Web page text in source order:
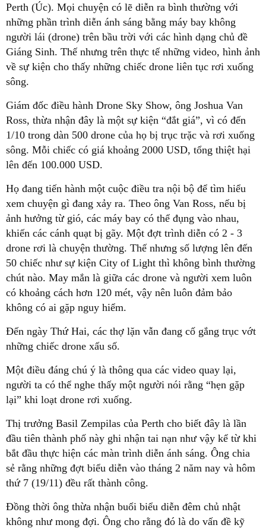
Perth (Úc). Mọi chuyện có lẽ diễn ra bình thường với
những phần trình diễn ánh sáng bằng máy bay không
người lái (drone) trên bầu trời với các hình dạng chủ đề
Giáng Sinh. Thế nhưng trên thực tế những video, hình ảnh
về sự kiện cho thấy những chiếc drone liên tục rơi xuống
sông.
Giám đốc điều hành Drone Sky Show, ông Joshua Van
Ross, thừa nhận đây là một sự kiện “đắt giá”, vì có đến
1/10 trong dàn 500 drone của họ bị trục trặc và rơi xuống
sông. Mỗi chiếc có giá khoảng 2000 USD, tổng thiệt hại
lên đến 100.000 USD.
Họ đang tiến hành một cuộc điều tra nội bộ để tìm hiểu
xem chuyện gì đang xảy ra. Theo ông Van Ross, nếu bị
ảnh hưởng từ gió, các máy bay có thể đụng vào nhau,
khiến các cánh quạt bị gãy. Một đợt trình diễn có 2 - 3
drone rơi là chuyện thường. Thế nhưng số lượng lên đến
50 chiếc như sự kiện City of Light thì không bình thường
chút nào. May mắn là giữa các drone và người xem luôn
có khoảng cách hơn 120 mét, vậy nên luôn đảm bảo
không có ai gặp nguy hiểm.
Đến ngày Thứ Hai, các thợ lặn vẫn đang cố gắng trục vớt
những chiếc drone xấu số.
Một điều đáng chú ý là thông qua các video quay lại,
người ta có thể nghe thấy một người nói rằng “hẹn gặp
lại” khi loạt drone rơi xuống.
Thị trưởng Basil Zempilas của Perth cho biết đây là lần
đầu tiên thành phố này ghi nhận tai nạn như vậy kể từ khi
bắt đầu thực hiện các màn trình diễn ánh sáng. Ông chia
sẻ rằng những đợt biểu diễn vào tháng 2 năm nay và hôm
thứ 7 (19/11) đều rất thành công.
Đồng thời ông thừa nhận buổi biểu diễn đêm chủ nhật
không như mong đợi. Ông cho rằng đó là do vấn đề kỹ